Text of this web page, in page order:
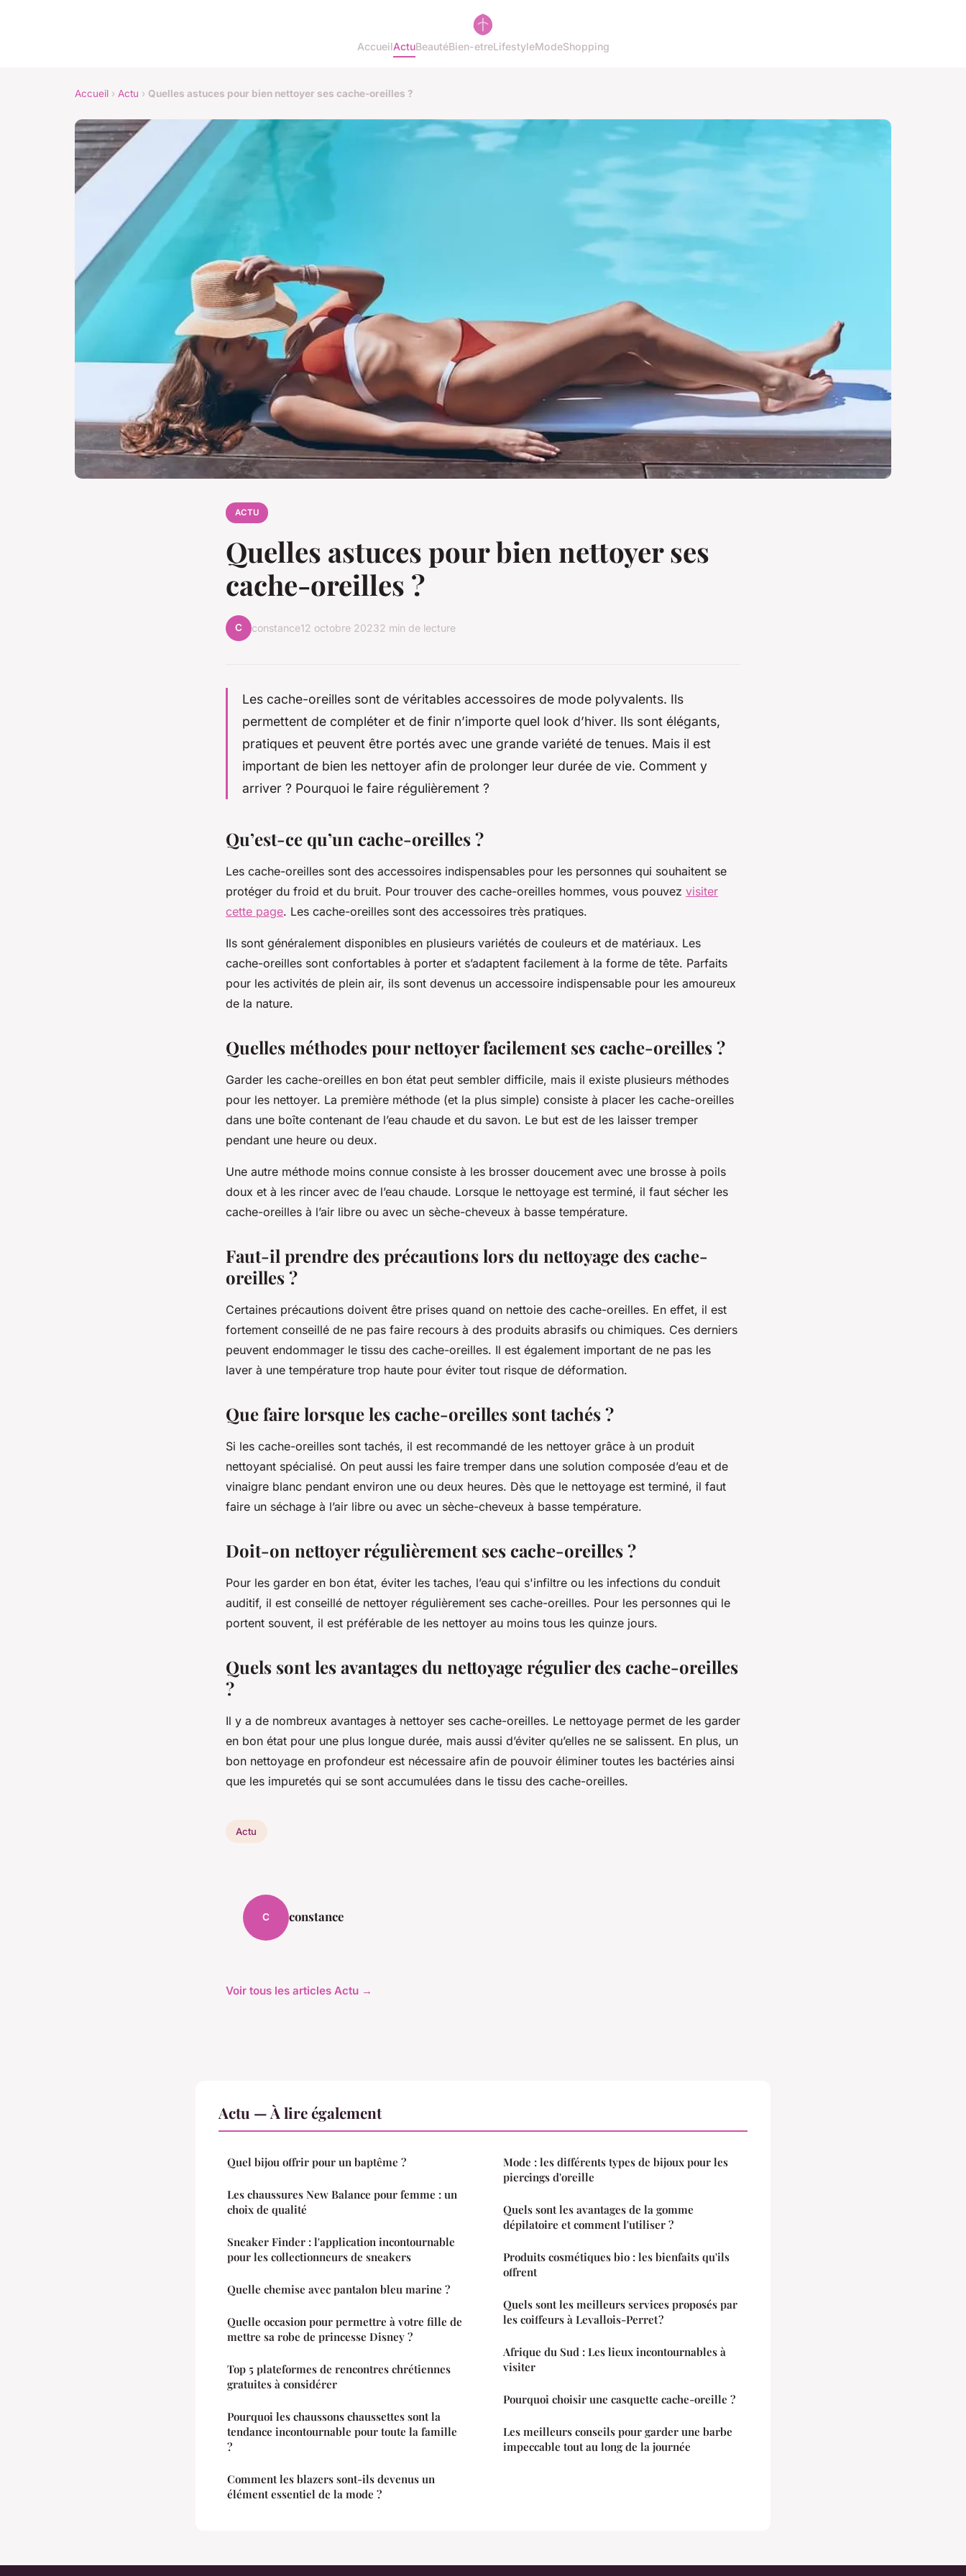
AccueilActuBeautéBien-etreLifestyleModeShopping
Accueil › Actu › Quelles astuces pour bien nettoyer ses cache-oreilles ?
ACTU
Quelles astuces pour bien nettoyer ses
cache-oreilles ?
C constance12 octobre 20232 min de lecture
Les cache-oreilles sont de véritables accessoires de mode polyvalents. Ils
permettent de compléter et de finir n’importe quel look d’hiver. Ils sont élégants,
pratiques et peuvent être portés avec une grande variété de tenues. Mais il est
important de bien les nettoyer afin de prolonger leur durée de vie. Comment y
arriver ? Pourquoi le faire régulièrement ?
Qu’est-ce qu’un cache-oreilles ?
Les cache-oreilles sont des accessoires indispensables pour les personnes qui souhaitent se
protéger du froid et du bruit. Pour trouver des cache-oreilles hommes, vous pouvez visiter
cette page. Les cache-oreilles sont des accessoires très pratiques.
Ils sont généralement disponibles en plusieurs variétés de couleurs et de matériaux. Les
cache-oreilles sont confortables à porter et s’adaptent facilement à la forme de tête. Parfaits
pour les activités de plein air, ils sont devenus un accessoire indispensable pour les amoureux
de la nature.
Quelles méthodes pour nettoyer facilement ses cache-oreilles ?
Garder les cache-oreilles en bon état peut sembler difficile, mais il existe plusieurs méthodes
pour les nettoyer. La première méthode (et la plus simple) consiste à placer les cache-oreilles
dans une boîte contenant de l’eau chaude et du savon. Le but est de les laisser tremper
pendant une heure ou deux.
Une autre méthode moins connue consiste à les brosser doucement avec une brosse à poils
doux et à les rincer avec de l’eau chaude. Lorsque le nettoyage est terminé, il faut sécher les
cache-oreilles à l’air libre ou avec un sèche-cheveux à basse température.
Faut-il prendre des précautions lors du nettoyage des cache-
oreilles ?
Certaines précautions doivent être prises quand on nettoie des cache-oreilles. En effet, il est
fortement conseillé de ne pas faire recours à des produits abrasifs ou chimiques. Ces derniers
peuvent endommager le tissu des cache-oreilles. Il est également important de ne pas les
laver à une température trop haute pour éviter tout risque de déformation.
Que faire lorsque les cache-oreilles sont tachés ?
Si les cache-oreilles sont tachés, il est recommandé de les nettoyer grâce à un produit
nettoyant spécialisé. On peut aussi les faire tremper dans une solution composée d’eau et de
vinaigre blanc pendant environ une ou deux heures. Dès que le nettoyage est terminé, il faut
faire un séchage à l’air libre ou avec un sèche-cheveux à basse température.
Doit-on nettoyer régulièrement ses cache-oreilles ?
Pour les garder en bon état, éviter les taches, l’eau qui s'infiltre ou les infections du conduit
auditif, il est conseillé de nettoyer régulièrement ses cache-oreilles. Pour les personnes qui le
portent souvent, il est préférable de les nettoyer au moins tous les quinze jours.
Quels sont les avantages du nettoyage régulier des cache-oreilles
?
Il y a de nombreux avantages à nettoyer ses cache-oreilles. Le nettoyage permet de les garder
en bon état pour une plus longue durée, mais aussi d’éviter qu’elles ne se salissent. En plus, un
bon nettoyage en profondeur est nécessaire afin de pouvoir éliminer toutes les bactéries ainsi
que les impuretés qui se sont accumulées dans le tissu des cache-oreilles.
Actu
C constance
Voir tous les articles Actu →
Actu — À lire également
Quel bijou offrir pour un baptême ?
Les chaussures New Balance pour femme : un
choix de qualité
Sneaker Finder : l'application incontournable
pour les collectionneurs de sneakers
Quelle chemise avec pantalon bleu marine ?
Quelle occasion pour permettre à votre fille de
mettre sa robe de princesse Disney ?
Top 5 plateformes de rencontres chrétiennes
gratuites à considérer
Pourquoi les chaussons chaussettes sont la
tendance incontournable pour toute la famille
?
Comment les blazers sont-ils devenus un
élément essentiel de la mode ?
Mode : les différents types de bijoux pour les
piercings d'oreille
Quels sont les avantages de la gomme
dépilatoire et comment l'utiliser ?
Produits cosmétiques bio : les bienfaits qu'ils
offrent
Quels sont les meilleurs services proposés par
les coiffeurs à Levallois-Perret ?
Afrique du Sud : Les lieux incontournables à
visiter
Pourquoi choisir une casquette cache-oreille ?
Les meilleurs conseils pour garder une barbe
impeccable tout au long de la journée